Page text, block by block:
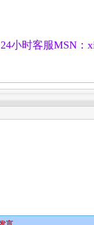
小时客服MSN